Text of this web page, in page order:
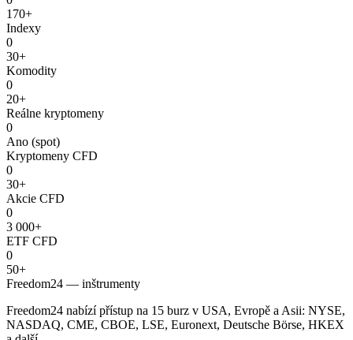
170+
Indexy
0
30+
Komodity
0
20+
Reálne kryptomeny
0
Ano (spot)
Kryptomeny CFD
0
30+
Akcie CFD
0
3 000+
ETF CFD
0
50+
Freedom24 — inštrumenty
Freedom24 nabízí přístup na 15 burz v USA, Evropě a Asii: NYSE,
NASDAQ, CME, CBOE, LSE, Euronext, Deutsche Börse, HKEX